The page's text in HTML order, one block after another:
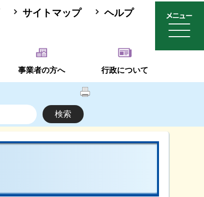
サイトマップ ヘルプ
事業者の方へ 行政について